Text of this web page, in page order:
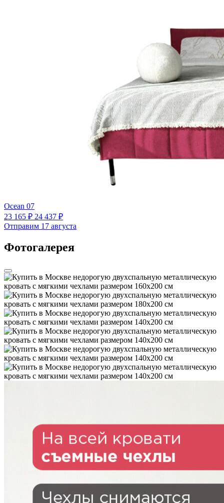
Ocean 07
23 165 ₽ 24 437 ₽
Отправим 17 августа
Фотогалерея